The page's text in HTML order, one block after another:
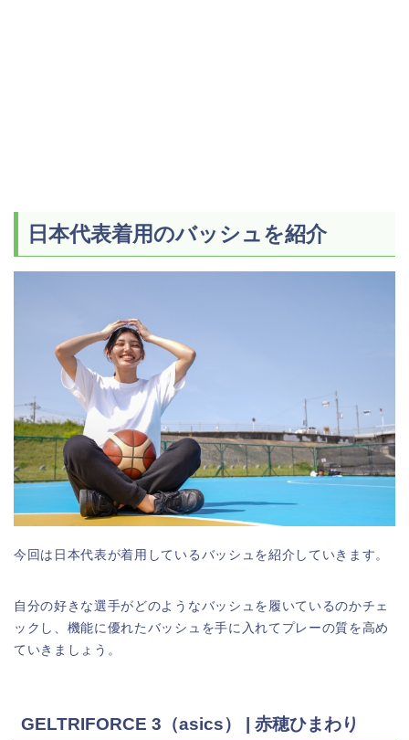
日本代表着用のバッシュを紹介
今回は日本代表が着用しているバッシュを紹介していきます。
自分の好きな選手がどのようなバッシュを履いているのかチェ
ックし、機能に優れたバッシュを手に入れてプレーの質を高め
ていきましょう。
GELTRIFORCE 3（asics） | 赤穂ひまわり